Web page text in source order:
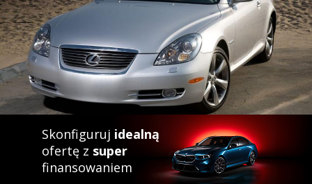
Skonfiguruj idealną
ofertę z super
finansowaniem